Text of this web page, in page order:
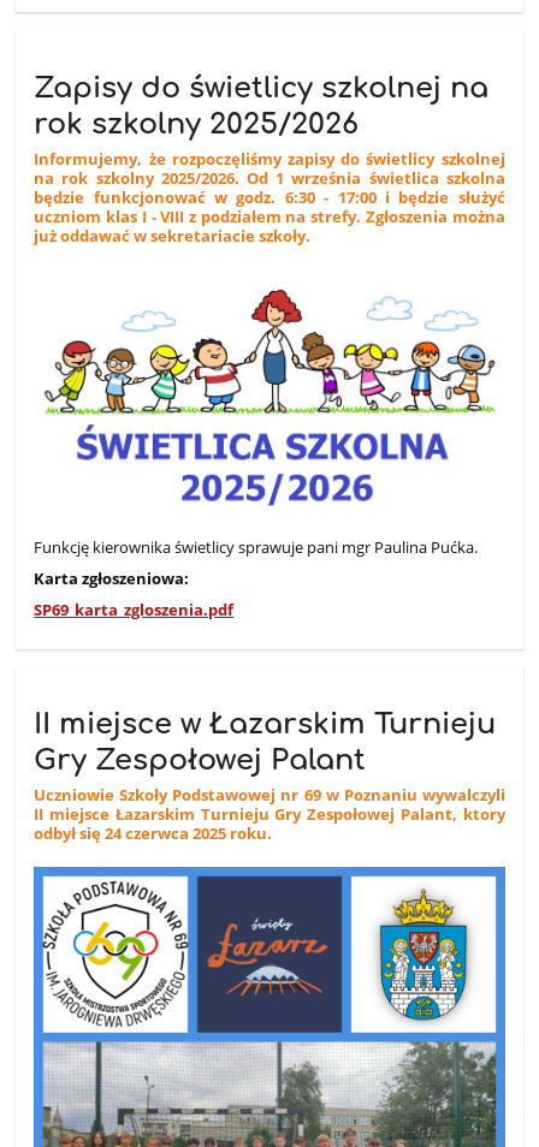
Zapisy do świetlicy szkolnej na
rok szkolny 2025/2026
Informujemy, że rozpoczęliśmy zapisy do świetlicy szkolnej
na rok szkolny 2025/2026. Od 1 września świetlica szkolna
będzie funkcjonować w godz. 6:30 - 17:00 i będzie służyć
uczniom klas I - VIII z podziałem na strefy. Zgłoszenia można
już oddawać w sekretariacie szkoły.
Funkcję kierownika świetlicy sprawuje pani mgr Paulina Pućka.
Karta zgłoszeniowa:
SP69_karta_zgloszenia.pdf
II miejsce w Łazarskim Turnieju
Gry Zespołowej Palant
Uczniowie Szkoły Podstawowej nr 69 w Poznaniu wywalczyli
II miejsce Łazarskim Turnieju Gry Zespołowej Palant, ktory
odbył się 24 czerwca 2025 roku.